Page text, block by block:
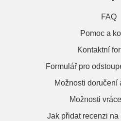
FAQ
Pomoc a
Kontaktní
Formulář pro
Možnosti doručení
Možnosti
Jak přidat recenzi